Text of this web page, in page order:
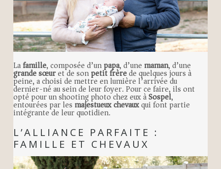
Lafamille, composée d’unpapa, d’unemaman, d’une
grande sœuret de sonpetit frèrede quelques jours à
peine, a choisi de mettre en lumière l’arrivée du
dernier-né au sein de leur foyer. Pour ce faire, ils ont
opté pour un shooting photo chez eux àSospel,
entourées par lesmajestueux chevauxqui font partie
intégrante de leur quotidien.
L’ALLIANCE PARFAITE :
FAMILLE ET CHEVAUX